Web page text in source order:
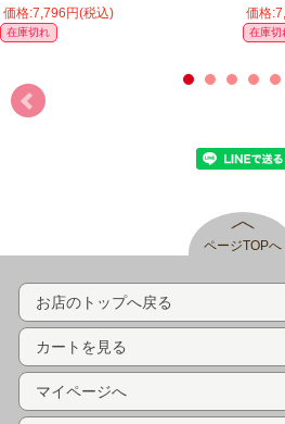
価格:7,796円(税込)
在庫切れ
価格
在庫切
ページTOPへ
お店のトップへ戻る
カートを見る
マイページへ